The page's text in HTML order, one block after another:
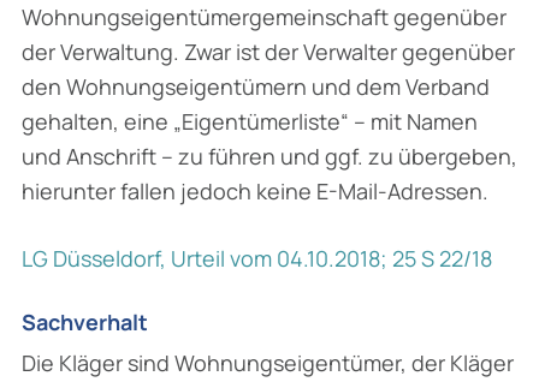
Wohnungseigentümergemeinschaft gegenüber
der Verwaltung. Zwar ist der Verwalter gegenüber
den Wohnungseigentümern und dem Verband
gehalten, eine „Eigentümerliste“ – mit Namen
und Anschrift – zu führen und ggf. zu übergeben,
hierunter fallen jedoch keine E-Mail-Adressen.
LG Düsseldorf, Urteil vom 04.10.2018; 25 S 22/18
Sachverhalt
Die Kläger sind Wohnungseigentümer, der Kläger